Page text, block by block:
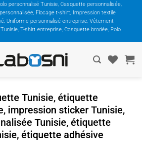
personnalisé Tunisie, Casquette personnalisée,
Flocage t-shirt, Impression textile
Uniforme personnalisé entreprise, Vêtement
T-shirt entreprise, Casquette brodée, Polo
Tunisie, étiquette
impression sticker Tunisie,
Tunisie, étiquette
étiquette adhésive